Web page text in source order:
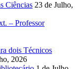
Ciências 23 de Julho,
– Professor
dois Técnicos
2026